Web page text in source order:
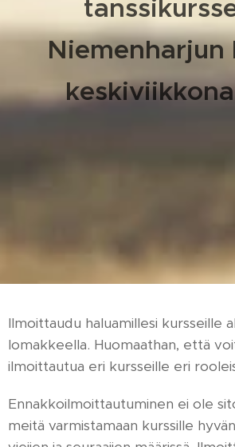
Niemenharjun
Ilmoittaudu haluamillesi kursseille
lomakkeella. Huomaathan, että
ilmoittautua eri kursseille eri
Ennakkoilmoittautuminen ei ole
meitä varmistamaan kurssille